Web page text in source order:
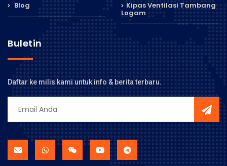
Blog Kipas Ventilasi Tambang
Logam
Buletin
Daftar ke milis kami untuk info & berita terbaru.